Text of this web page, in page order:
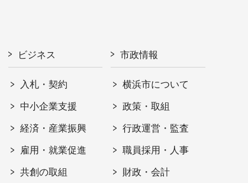
ビジネス
入札・契約
中小企業支援
経済・産業振興
雇用・就業促進
共創の取組
市政情報
横浜市について
政策・取組
行政運営・監査
職員採用・人事
財政・会計